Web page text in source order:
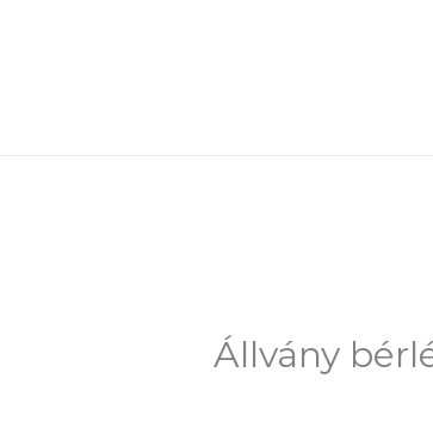
Állvány